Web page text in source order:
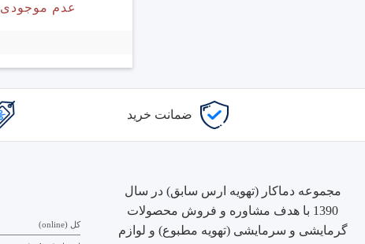
عدم موجودی
ضمانت خرید
مجموعه دماکار (تهویه ارس سابق) در سال
1390 با هدف مشاوره و فروش محصولات
گرمایشی و سرمایشی (تهویه مطبوع) و لوازم
کل (online)